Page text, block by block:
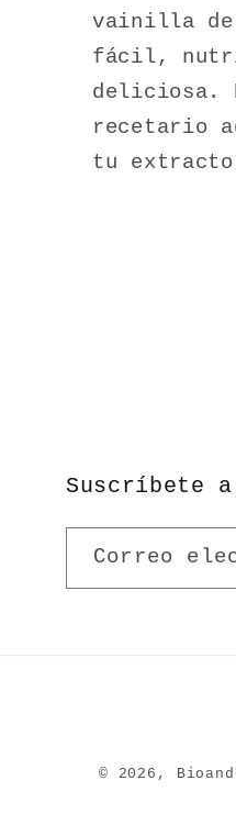
vainilla de
fácil,
deliciosa.
recetario
tu
Suscríbete
Correo
© 2026,